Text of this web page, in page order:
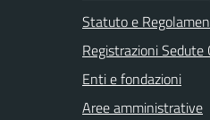
Statuto e
Registrazioni Sedute
Enti e fondazioni
Aree amministrative